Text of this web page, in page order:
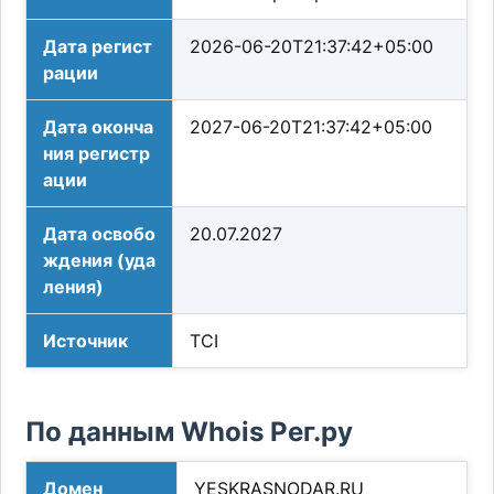
Дата регист
рации
2026-06-20T21:37:42+05:00
Дата оконча
ния регистр
ации
2027-06-20T21:37:42+05:00
Дата освобо
ждения (уда
ления)
20.07.2027
Источник TCI
По данным Whois Рег.ру
Домен YESKRASNODAR.RU